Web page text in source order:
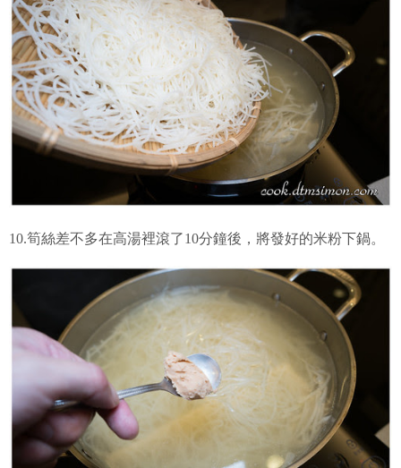
10.筍絲差不多在高湯裡滾了10分鐘後，將發好的米粉下鍋。